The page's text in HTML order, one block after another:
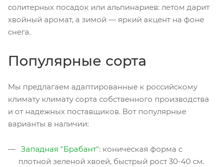
солитерных посадок или альпинариев: летом дарит
хвойный аромат, а зимой — яркий акцент на фоне
снега.
Популярные сорта
Мы предлагаем адаптированные к российскому
климату климату сорта собственного производства
и от надежных поставщиков. Вот популярные
варианты в наличии:
Западная "Брабант": коническая форма с
плотной зеленой хвоей, быстрый рост 30-40 см.